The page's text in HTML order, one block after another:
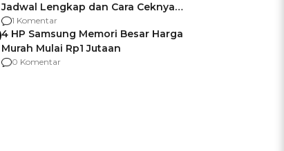
Jadwal Lengkap dan Cara Ceknya
agar Dana Tidak Hangus!
1 Komentar
4 HP Samsung Memori Besar Harga
Murah Mulai Rp1 Jutaan
0 Komentar